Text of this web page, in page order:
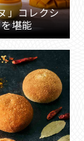
」コレクシ
堪能